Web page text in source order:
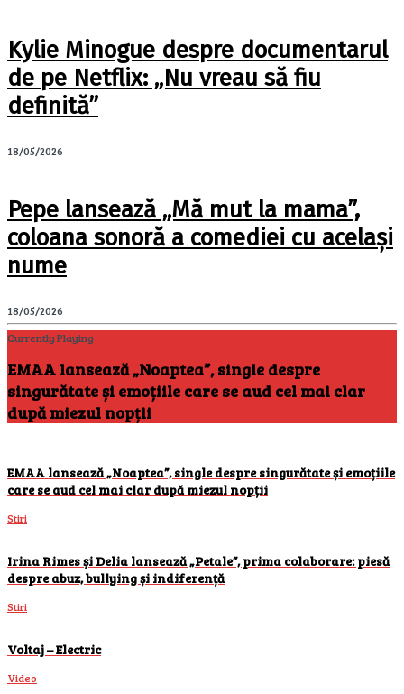
Kylie Minogue despre documentarul
de pe Netflix: „Nu vreau să fiu
definită”
18/05/2026
Pepe lansează „Mă mut la mama”,
coloana sonoră a comediei cu același
nume
18/05/2026
Currently Playing
EMAA lansează „Noaptea”, single despre
singurătate și emoțiile care se aud cel mai clar
după miezul nopții
EMAA lansează „Noaptea”, single despre singurătate și emoțiile
care se aud cel mai clar după miezul nopții
Stiri
Irina Rimes și Delia lansează „Petale”, prima colaborare: piesă
despre abuz, bullying și indiferență
Stiri
Voltaj – Electric
Video